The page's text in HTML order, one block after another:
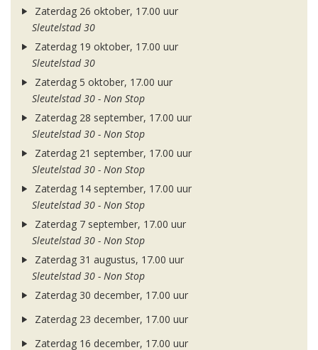
Zaterdag 26 oktober, 17.00 uur
Sleutelstad 30
Zaterdag 19 oktober, 17.00 uur
Sleutelstad 30
Zaterdag 5 oktober, 17.00 uur
Sleutelstad 30 - Non Stop
Zaterdag 28 september, 17.00 uur
Sleutelstad 30 - Non Stop
Zaterdag 21 september, 17.00 uur
Sleutelstad 30 - Non Stop
Zaterdag 14 september, 17.00 uur
Sleutelstad 30 - Non Stop
Zaterdag 7 september, 17.00 uur
Sleutelstad 30 - Non Stop
Zaterdag 31 augustus, 17.00 uur
Sleutelstad 30 - Non Stop
Zaterdag 30 december, 17.00 uur
Zaterdag 23 december, 17.00 uur
Zaterdag 16 december, 17.00 uur